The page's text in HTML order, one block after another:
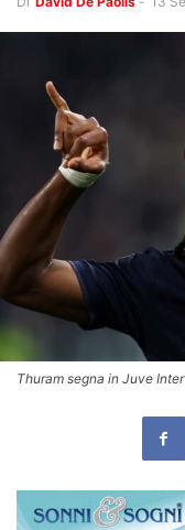
Thuram segna in Juve Inter